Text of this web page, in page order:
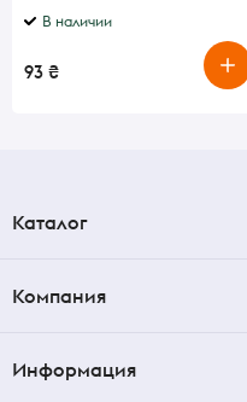
В наличии
93 ₴
Каталог
Компания
Информация